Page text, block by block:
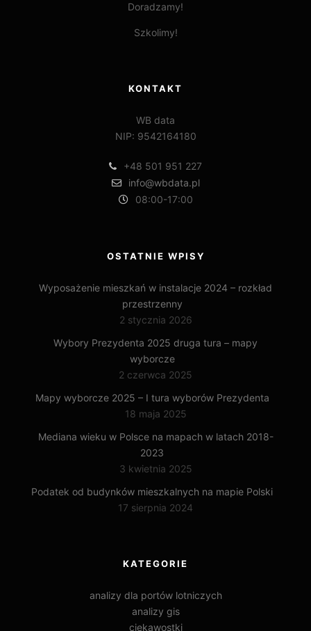
Doradzamy!
Szkolimy!
KONTAKT
WB data
NIP: 9542164180
+48 501 951 227
info@wbdata.pl
08:00-17:00
OSTATNIE WPISY
Wyposażenie mieszkań w instalacje 2024 – rozkład
przestrzenny
2 stycznia 2026
Wybory Prezydenta 2025 druga tura – mapy
wyborcze
2 czerwca 2025
Mapy wyborcze 2025 – I tura wyborów Prezydenta
18 maja 2025
Mediana wieku w Polsce na mapach w latach 2018-
2023
3 kwietnia 2025
Podatek od budynków mieszkalnych na mapie Polski
17 sierpnia 2024
KATEGORIE
analizy dla portów lotniczych
analizy gis
ciekawostki